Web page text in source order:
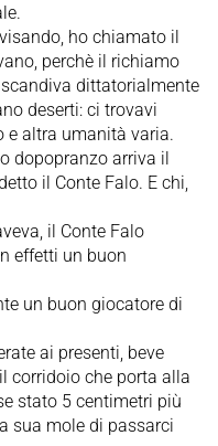
ho chiamato il
perchè il richiamo
dittatorialmente
deserti: ci trovavi
e altra umanità varia.
dopopranzo arriva il
il Conte Falo. E chi,
il Conte Falo
effetti un buon
un buon giocatore di
ai presenti, beve
corridoio che porta alla
stato 5 centimetri più
sua mole di passarci